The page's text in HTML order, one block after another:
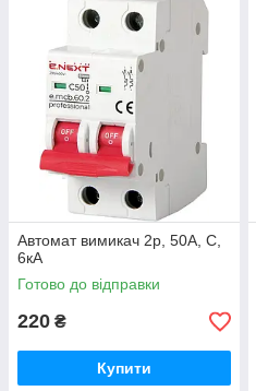
Автомат вимикач 2р, 50А, C,
6кА
Готово до відправки
220 ₴
Купити